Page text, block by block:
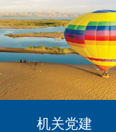
机关党建